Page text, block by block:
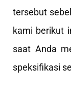
tersebut
kami berikut
saat Anda
speksifikasi